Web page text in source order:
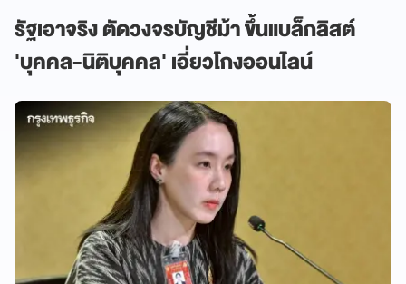
รัฐเอาจริง ตัดวงจรบัญชีม้า ขึ้นแบล็กลิสต์
'บุคคล-นิติบุคคล' เอี่ยวโกงออนไลน์